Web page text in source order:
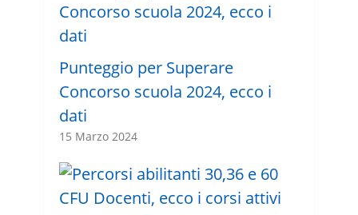
Punteggio per Superare
Concorso scuola 2024, ecco i
dati
15 Marzo 2024